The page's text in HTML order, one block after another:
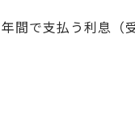
間で支払う利息（